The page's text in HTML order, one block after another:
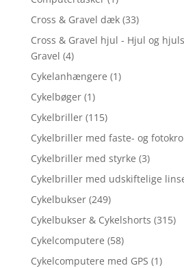
Cross & Gravel dæk (33)
Cross & Gravel hjul - Hjul og
Gravel (4)
Cykelanhængere (1)
Cykelbøger (1)
Cykelbriller (115)
Cykelbriller med faste- og
Cykelbriller med styrke (3)
Cykelbriller med udskiftelige
Cykelbukser (249)
Cykelbukser & Cykelshorts (315)
Cykelcomputere (58)
Cykelcomputere med GPS (1)